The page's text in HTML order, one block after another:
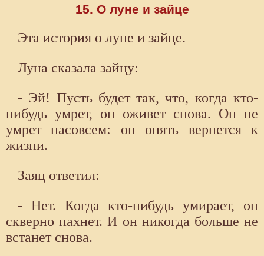
15. О луне и зайце
Эта история о луне и зайце.
Луна сказала зайцу:
- Эй! Пусть будет так, что, когда кто-
нибудь умрет, он оживет снова. Он не
умрет насовсем: он опять вернется к
жизни.
Заяц ответил:
- Нет. Когда кто-нибудь умирает, он
скверно пахнет. И он никогда больше не
встанет снова.